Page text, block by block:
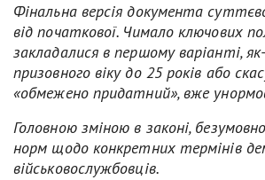
Фінальна версія документа
від початкової. Чимало ключових
закладалися в першому варіанті,
призовного віку до 25 років або
«обмежено придатний», вже
Головною зміною в законі,
норм щодо конкретних термінів
військовослужбовців.